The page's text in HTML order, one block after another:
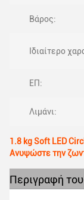
Βάρος:
Ιδιαίτερο
ΕΠ:
Λιμάνι:
1.8 kg Soft LED
Ανυψώστε την
Περιγραφή